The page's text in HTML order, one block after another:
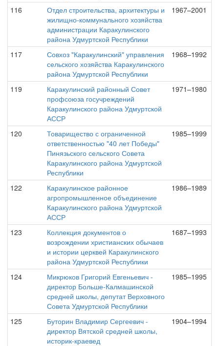
116
Отдел строительства, архитектуры и
жилищно-коммунального хозяйства
администрации Каракулинского
района Удмуртской Республики
1967–2001
117
Совхоз "Каракулинский" управления
сельского хозяйства Каракулинского
района Удмуртской Республики
1968–1992
119
Каракулинский районный Совет
профсоюза госучреждений
Каракулинского района Удмуртской
АССР
1971–1980
120
Товарищество с ограниченной
ответственностью "40 лет Победы"
Пинязьского сельского Совета
Каракулинского района Удмуртской
Республики
1985–1999
122
Каракулинское районное
агропромышленное объединение
Каракулинского района Удмуртской
АССР
1986–1989
123
Коллекция документов о
возрождении христианских обычаев
и истории церквей Каракулинского
района Удмуртской Республики
1687–1993
124
Микрюков Григорий Евгеньевич -
директор Больше-Калмашинской
средней школы, депутат Верховного
Совета Удмуртской Республики
1985–1995
125
Буторин Владимир Сергеевич -
директор Вятской средней школы,
историк-краевед
1904–1994